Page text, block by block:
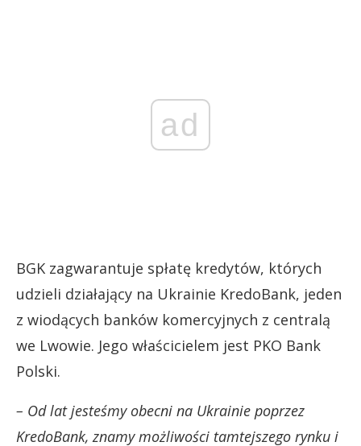
ad
BGK zagwarantuje spłatę kredytów, których
udzieli działający na Ukrainie KredoBank, jeden
z wiodących banków komercyjnych z centralą
we Lwowie. Jego właścicielem jest PKO Bank
Polski.
– Od lat jesteśmy obecni na Ukrainie poprzez
KredoBank, znamy możliwości tamtejszego rynku i